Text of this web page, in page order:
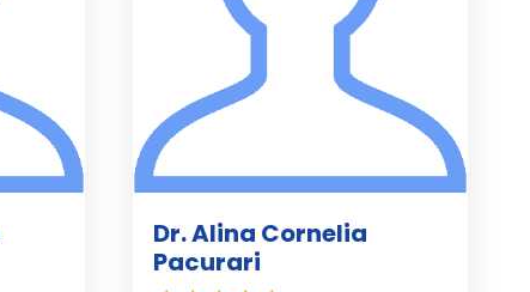
Dr. Alina Cornelia
Pacurari